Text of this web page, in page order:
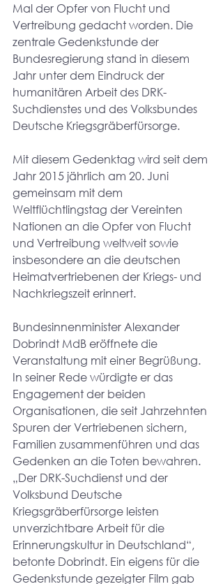
Mal der Opfer von Flucht und
Vertreibung gedacht worden. Die
zentrale Gedenkstunde der
Bundesregierung stand in diesem
Jahr unter dem Eindruck der
humanitären Arbeit des DRK-
Suchdienstes und des Volksbundes
Deutsche Kriegsgräberfürsorge.
Mit diesem Gedenktag wird seit dem
Jahr 2015 jährlich am 20. Juni
gemeinsam mit dem
Weltflüchtlingstag der Vereinten
Nationen an die Opfer von Flucht
und Vertreibung weltweit sowie
insbesondere an die deutschen
Heimatvertriebenen der Kriegs- und
Nachkriegszeit erinnert.
Bundesinnenminister Alexander
Dobrindt MdB eröffnete die
Veranstaltung mit einer Begrüßung.
In seiner Rede würdigte er das
Engagement der beiden
Organisationen, die seit Jahrzehnten
Spuren der Vertriebenen sichern,
Familien zusammenführen und das
Gedenken an die Toten bewahren.
„Der DRK-Suchdienst und der
Volksbund Deutsche
Kriegsgräberfürsorge leisten
unverzichtbare Arbeit für die
Erinnerungskultur in Deutschland“,
betonte Dobrindt. Ein eigens für die
Gedenkstunde gezeigter Film gab